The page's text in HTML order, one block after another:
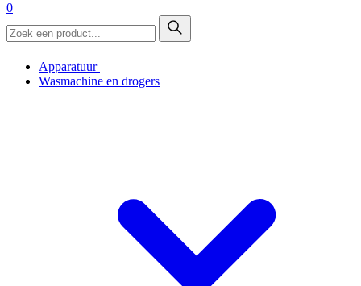
0
Apparatuur
Wasmachine en drogers